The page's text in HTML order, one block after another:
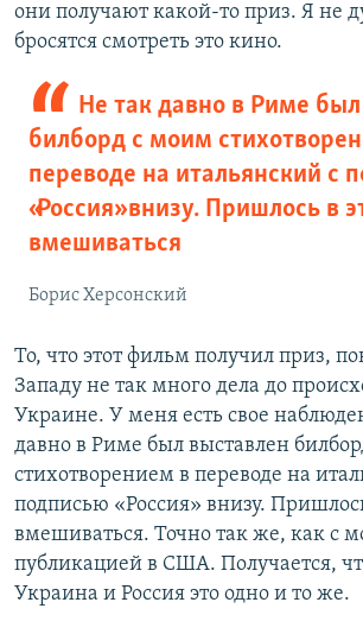
они получают какой-то приз. Я не
бросятся смотреть это кино.
Не так давно в Риме
билборд с моим
переводе на итальянский с
«Россия» внизу. Пришлось в
вмешиваться
Борис Херсонский
То, что этот фильм получил приз,
Западу не так много дела до
Украине. У меня есть свое
давно в Риме был выставлен
стихотворением в переводе на
подписью «Россия» внизу.
вмешиваться. Точно так же, как с
публикацией в США. Получается,
Украина и Россия это одно и то же.